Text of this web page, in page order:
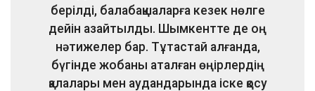
берілді, балабақшаларға кезек нөлге
дейін азайтылды. Шымкентте де оң
нәтижелер бар. Тұтастай алғанда,
бүгінде жобаны аталған өңірлердің
қалалары мен аудандарында іске қосу